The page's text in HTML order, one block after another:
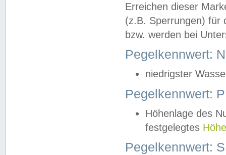
Erreichen dieser
(z.B. Sperrungen) für
bzw. werden bei
Pegelkennwert:
niedrigster
Pegelkennwert:
Höhenlage des
festgelegtes
Pegelkennwert: